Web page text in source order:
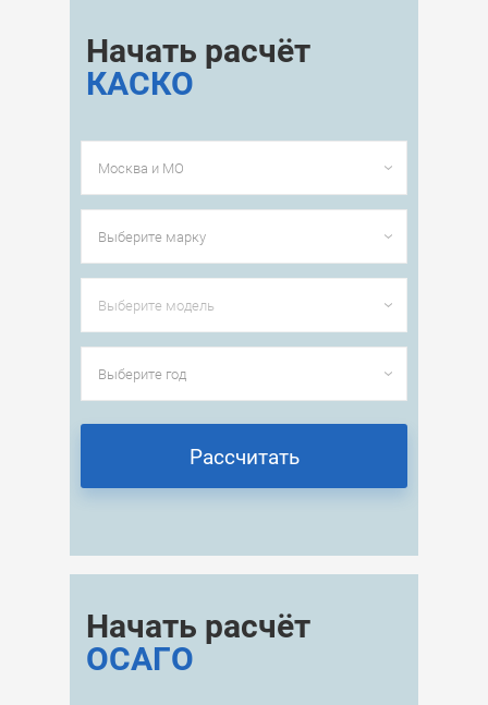
Начать расчёт
КАСКО
Начать расчёт
ОСАГО